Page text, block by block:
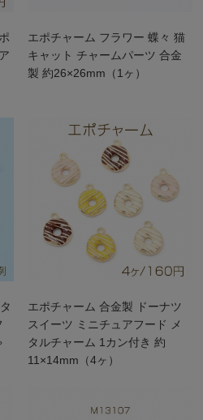
エポチャーム フラワー 蝶々 猫
キャット チャームパーツ 合金
製 約26×26mm（1ヶ）
エポチャーム 合金製 ドーナツ
スイーツ ミニチュアフード メ
タルチャーム 1カン付き 約
11×14mm（4ヶ）